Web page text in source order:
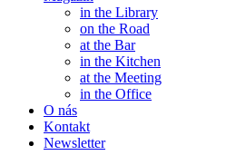
in the Library
on the Road
at the Bar
in the Kitchen
at the Meeting
in the Office
O nás
Kontakt
Newsletter